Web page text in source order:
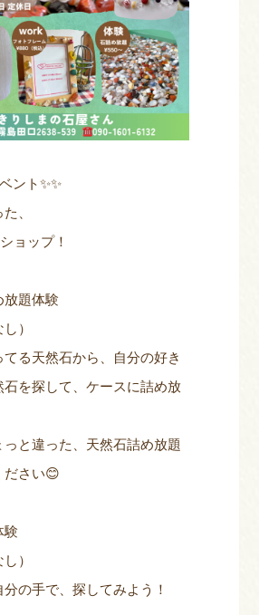
ント✨✨
、
ョップ！
放題体験
）
てる天然石から、自分の好き
石を探して、ケースに詰め放
っと違った、天然石詰め放題
ださい😊
験
）
の手で、探してみよう！